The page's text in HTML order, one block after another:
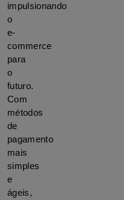
impulsionando
o
e-
commerce
para
o
futuro.
Com
métodos
de
pagamento
mais
simples
e
ágeis,